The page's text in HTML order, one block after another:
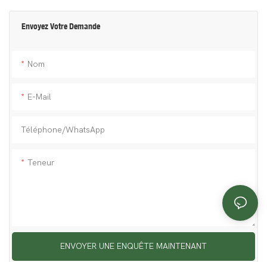
Envoyez Votre Demande
Nom
E-Mail
Téléphone/WhatsApp
Teneur
ENVOYER UNE ENQUÊTE MAINTENANT